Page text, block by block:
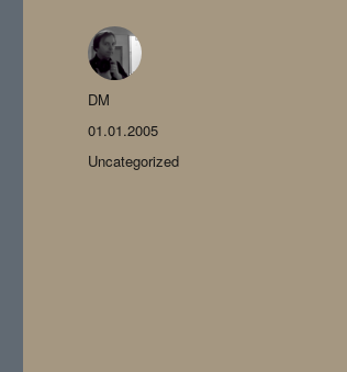
Автор
DM
Опубликовано
01.01.2005
Рубрики
Uncategorized